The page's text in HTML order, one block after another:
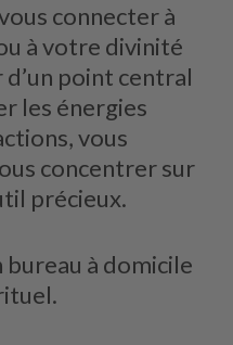
connecter à
à votre divinité
point central
les énergies
vous
concentrer sur
précieux.
bureau à domicile